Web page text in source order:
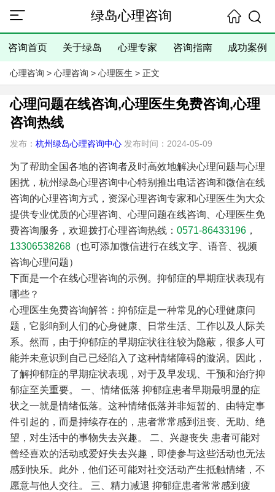
绿岛心理咨询
咨询首页 关于绿岛 心理专家 咨询指南 成功案例
心理咨询 > 心理咨询 > 心理医生 > 正文
心理问题在线咨询,心理医生免费咨询,心理
咨询热线
发布： 杭州绿岛心理咨询中心发布时间：2024-05-09
为了帮助全国各地的咨询者及时高效地解决心理问题与心理
困扰，杭州绿岛心理咨询中心特别推出电话咨询和微信在线
咨询的心理咨询方式，资深心理咨询专家和心理医生为大众
提供专业优质的心理咨询、心理问题在线咨询、心理医生免
费咨询服务，欢迎拨打心理咨询热线： 0571-86433196，
13306538268（也可添加微信进行在线文字、语音、视频
咨询心理问题）
下面是一个在线心理咨询的示例。抑郁症的早期症状表现有
哪些？
心理医生免费咨询解答：抑郁症是一种常见的心理健康问
题，它影响到人们的心身健康、日常生活、工作以及人际关
系。然而，由于抑郁症的早期症状往往较为隐蔽，很多人可
能并未意识到自己已经陷入了这种情绪障碍的漩涡。因此，
了解抑郁症的早期症状表现，对于及早发现、干预和治疗抑
郁症至关重要。
一、情绪低落 抑郁症患者早期最明显的症
状之一就是情绪低落。这种情绪低落并非短暂的、由特定事
件引起的，而是持续存在的，患者常常感到沮丧、无助、绝
望，对生活中的事物失去兴趣。
二、兴趣丧失 患者可能对
曾经喜欢的活动或爱好失去兴趣，即使参与这些活动也无法
感到快乐。此外，他们还可能对社交活动产生抵触情绪，不
愿意与他人交往。
三、精力减退 抑郁症患者常常感到疲